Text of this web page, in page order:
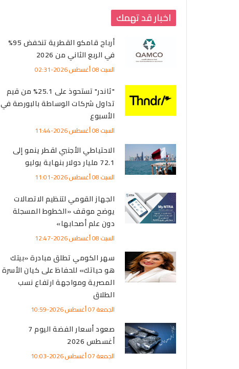
اخبار قد تهمك
أرباح قامكو القطرية تنخفض 95%
في الربع الثاني من 2026
السبت 08 أغسطس 2026-02:31
"ثاندر" تستحوذ على 25.1% من قيم
تداول شركات الوساطة بالبورصة في
الأسبوع
السبت 08 أغسطس 2026-11:44
الاحتياطي الأجنبي لقطر ينمو إلى
72.1 مليار دولار بنهاية يوليو
السبت 08 أغسطس 2026-11:01
الجهاز القومي لتنظيم الاتصالات
يوضح موقف «الخطوط المسجلة
دون علم أصحابها»
السبت 08 أغسطس 2026-12:47
سهر الكومي تطلق مبادرة «بيتك
هو حياتك» للحفاظ على كيان الأسرة
المصرية ومواجهة ارتفاع نسب
الطلاق
الجمعة 07 أغسطس 2026-10:59
صعود أسعار الفضة اليوم 7
أغسطس 2026
الجمعة 07 أغسطس 2026-10:03